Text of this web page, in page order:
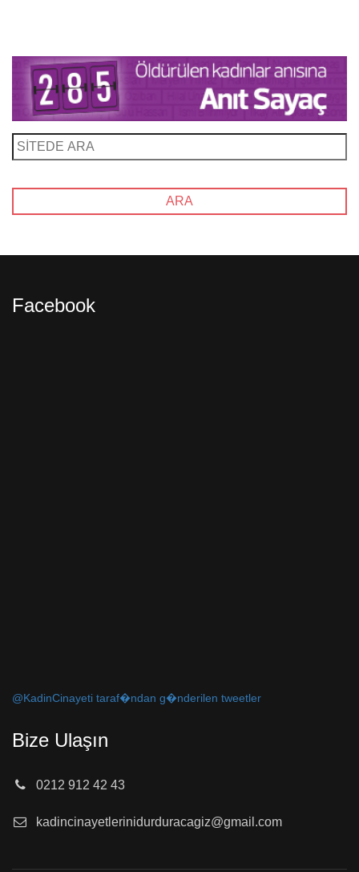
Facebook
@KadinCinayeti taraf�ndan g�nderilen tweetler
Bize Ulaşın
0212 912 42 43
kadincinayetlerinidurduracagiz@gmail.com